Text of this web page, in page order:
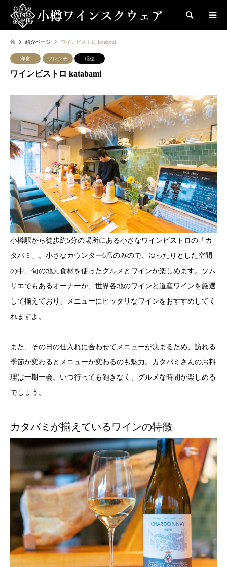
検索
紹介ページ ワインビストロ katabami
洋食 フレンチ 稲穂
ワインビストロ katabami
小樽駅から徒歩約5分の場所にある小さなワインビストロの「カ
タバミ」。小さなカウンター6席のみので、ゆったりとした空間
の中、旬の地元食材を使ったグルメとワインが楽しめます。ソム
リエでもあるオーナーが、世界各地のワインと道産ワインを厳選
して揃えており、メニューにピッタリなワインをおすすめしてく
れますよ。
また、その日の仕入れに合わせてメニューが決まるため、訪れる
季節が変わるとメニューが変わるのも魅力。カタバミさんのお料
理は一期一会。いつ行っても飽きなく、グルメな時間が楽しめる
でしょう。
カタバミが揃えているワインの特徴